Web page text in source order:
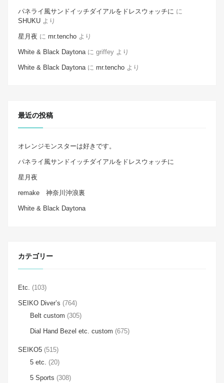
パネライ風サンドイッチダイアルをドレスウォッチに に
SHUKU より
星月夜 に mr.tencho より
White & Black Daytona に griffey より
White & Black Daytona に mr.tencho より
最近の投稿
オレンジモンスターは好きです。
パネライ風サンドイッチダイアルをドレスウォッチに
星月夜
remake 神奈川沖浪裏
White & Black Daytona
カテゴリー
Etc. (103)
SEIKO Diver’s (764)
Belt custom (305)
Dial Hand Bezel etc. custom (675)
SEIKO5 (515)
5 etc. (20)
5 Sports (308)